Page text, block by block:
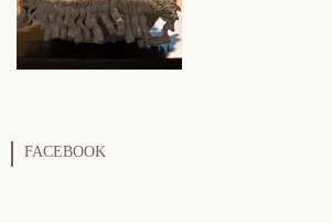
FACEBOOK